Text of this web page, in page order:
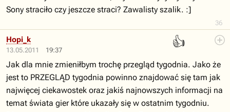
36
Sony straciło czy jeszcze straci? Zawalisty szalik. :]
13.05.2011 19:37
👍
Hopi_k
Jak dla mnie zmieniłbym trochę przegląd tygodnia. Jako że
jest to PRZEGLĄD tygodnia powinno znajdować się tam jak
najwięcej ciekawostek oraz jakiś najnowszych informacji na
temat świata gier które ukazały się w ostatnim tygodniu.